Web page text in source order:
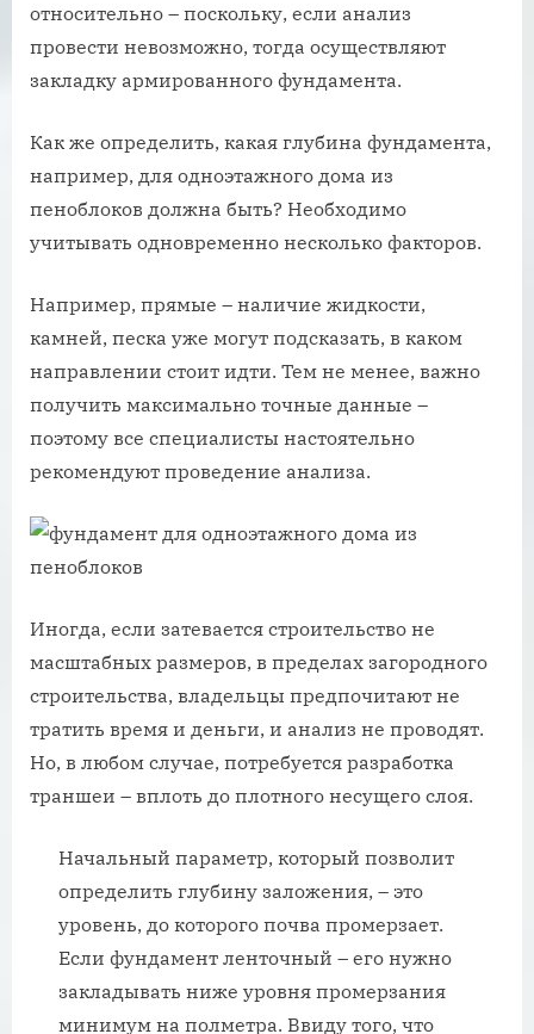
относительно – поскольку, если анализ
провести невозможно, тогда осуществляют
закладку армированного фундамента.
Как же определить, какая глубина фундамента,
например, для одноэтажного дома из
пеноблоков должна быть? Необходимо
учитывать одновременно несколько факторов.
Например, прямые – наличие жидкости,
камней, песка уже могут подсказать, в каком
направлении стоит идти. Тем не менее, важно
получить максимально точные данные –
поэтому все специалисты настоятельно
рекомендуют проведение анализа.
Иногда, если затевается строительство не
масштабных размеров, в пределах загородного
строительства, владельцы предпочитают не
тратить время и деньги, и анализ не проводят.
Но, в любом случае, потребуется разработка
траншеи – вплоть до плотного несущего слоя.
Начальный параметр, который позволит
определить глубину заложения, – это
уровень, до которого почва промерзает.
Если фундамент ленточный – его нужно
закладывать ниже уровня промерзания
минимум на полметра. Ввиду того, что